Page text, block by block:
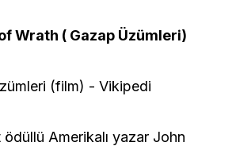
Wrath ( Gazap Üzümleri)
Amerikalı yazar John